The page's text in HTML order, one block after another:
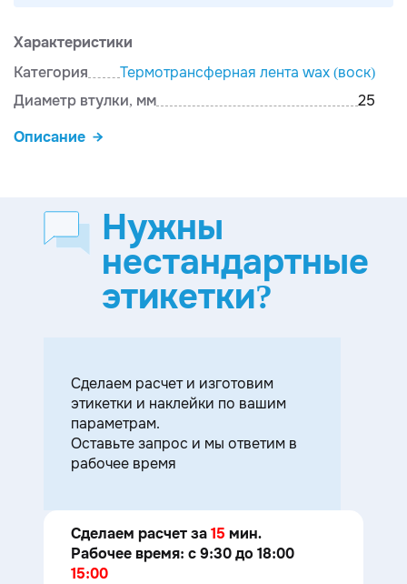
Характеристики
Категория
Термотрансферная лента wax (воск)
Диаметр втулки, мм
25
Описание
Нужны
нестандартные
этикетки?
Cделаем расчет и изготовим
этикетки и наклейки по вашим
параметрам.
Оставьте запрос и мы ответим в
рабочее время
Сделаем расчет за15 мин.
Рабочее время: с 9:30 до 18:00
15:00